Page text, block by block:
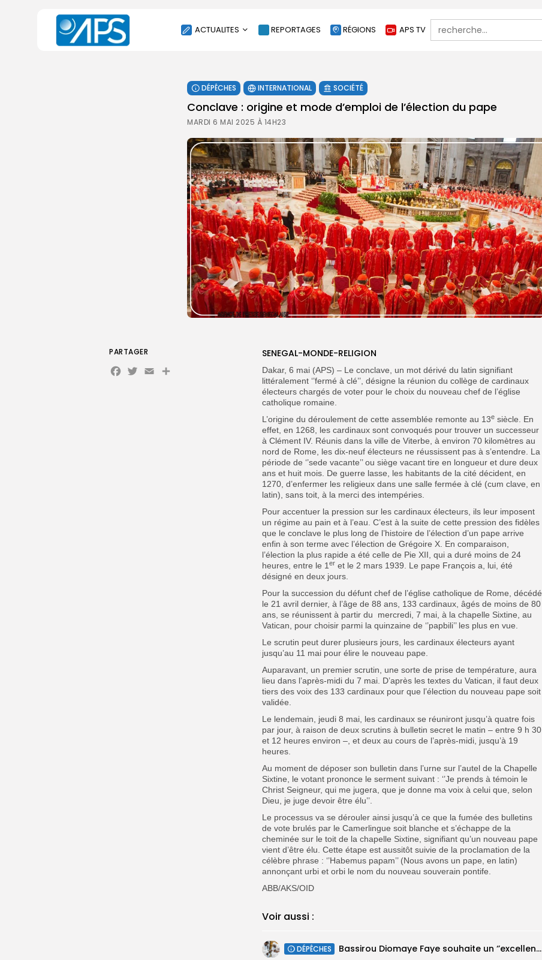
ACTUALITES
SOCIÉTÉ
ÉCONOMIE
CULTURE
SPORT
ENVIRONNEMENT
INTERNATIONAL
AGENDA
SANTE
REPORTAGES RÉGIONS APS TV
Search
for:
DÉPÊCHES INTERNATIONAL SOCIÉTÉ
Conclave : origine et mode d’emploi de l’élection du pape
MARDI 6 MAI 2025 À 14H23
SENEGAL-MONDE-RELIGION
Dakar, 6 mai (APS) – Le conclave, un mot dérivé du latin signifiant
littéralement ‘’fermé à clé’’, désigne la réunion du collège de cardinaux
électeurs chargés de voter pour le choix du nouveau chef de l’église
catholique romaine.
L’origine du déroulement de cette assemblée remonte au 13e siècle. En
effet, en 1268, les cardinaux sont convoqués pour trouver un successeur
à Clément IV. Réunis dans la ville de Viterbe, à environ 70 kilomètres au
nord de Rome, les dix-neuf électeurs ne réussissent pas à s’entendre. La
période de ‘’sede vacante’’ ou siège vacant tire en longueur et dure deux
ans et huit mois. De guerre lasse, les habitants de la cité décident, en
1270, d’enfermer les religieux dans une salle fermée à clé (cum clave, en
latin), sans toit, à la merci des intempéries.
Pour accentuer la pression sur les cardinaux électeurs, ils leur imposent
un régime au pain et à l’eau. C’est à la suite de cette pression des fidèles
que le conclave le plus long de l’histoire de l’élection d’un pape arrive
enfin à son terme avec l’élection de Grégoire X. En comparaison,
l’élection la plus rapide a été celle de Pie XII, qui a duré moins de 24
heures, entre le 1 er et le 2 mars 1939. Le pape François a, lui, été
désigné en deux jours.
Pour la succession du défunt chef de l’église catholique de Rome, décédé
le 21 avril dernier, à l’âge de 88 ans, 133 cardinaux, âgés de moins de 80
ans, se réunissent à partir du mercredi, 7 mai, à la chapelle Sixtine, au
Vatican, pour choisir parmi la quinzaine de ‘’papbili’’ les plus en vue.
Le scrutin peut durer plusieurs jours, les cardinaux électeurs ayant
jusqu’au 11 mai pour élire le nouveau pape.
Auparavant, un premier scrutin, une sorte de prise de température, aura
lieu dans l’après-midi du 7 mai. D’après les textes du Vatican, il faut deux
tiers des voix des 133 cardinaux pour que l’élection du nouveau pape soit
validée.
Le lendemain, jeudi 8 mai, les cardinaux se réuniront jusqu’à quatre fois
par jour, à raison de deux scrutins à bulletin secret le matin – entre 9 h 30
et 12 heures environ –, et deux au cours de l’après-midi, jusqu’à 19
heures.
Au moment de déposer son bulletin dans l’urne sur l’autel de la Chapelle
Sixtine, le votant prononce le serment suivant : ‘’Je prends à témoin le
Christ Seigneur, qui me jugera, que je donne ma voix à celui que, selon
Dieu, je juge devoir être élu’’.
Le processus va se dérouler ainsi jusqu’à ce que la fumée des bulletins
de vote brulés par le Camerlingue soit blanche et s’échappe de la
cheminée sur le toit de la chapelle Sixtine, signifiant qu’un nouveau pape
vient d’être élu. Cette étape est aussitôt suivie de la proclamation de la
célèbre phrase : ‘’Habemus papam’’ (Nous avons un pape, en latin)
annonçant urbi et orbi le nom du nouveau souverain pontife.
ABB/AKS/OID
Voir aussi :
DÉPÊCHES Bassirou Diomaye Faye souhaite un ‘’excellent Magal’’ aux fidèles
PARTAGER
Facebook
Twitter
Email